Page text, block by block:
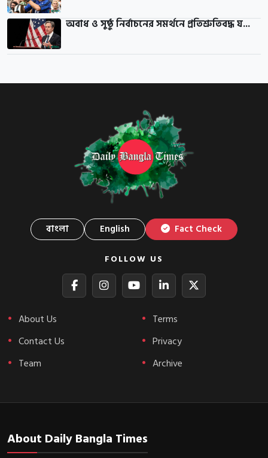
অবাধ ও সুষ্ঠু নির্বাচনের সমর্থনে প্রতিশ্রুতিবদ্ধ য...
বাংলা English Fact Check
FOLLOW US
About Us
Contact Us
Team
Terms
Privacy
Archive
About Daily Bangla Times